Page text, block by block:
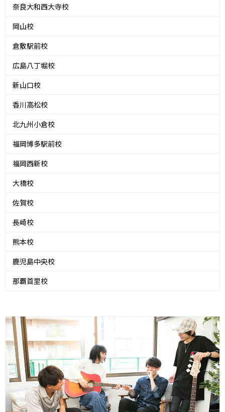
奈良大和西大寺校
岡山校
倉敷駅前校
広島八丁堀校
新山口校
香川高松校
北九州小倉校
福岡博多駅前校
福岡西新校
大橋校
佐賀校
長崎校
熊本校
鹿児島中央校
那覇首里校